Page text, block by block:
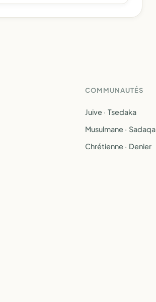
COMMUNAUTÉS
Juive · Tsedaka
Musulmane · Sadaqa
Chrétienne · Denier